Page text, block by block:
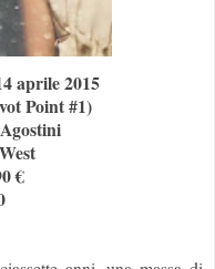
aprile 2015
Point #1)
€